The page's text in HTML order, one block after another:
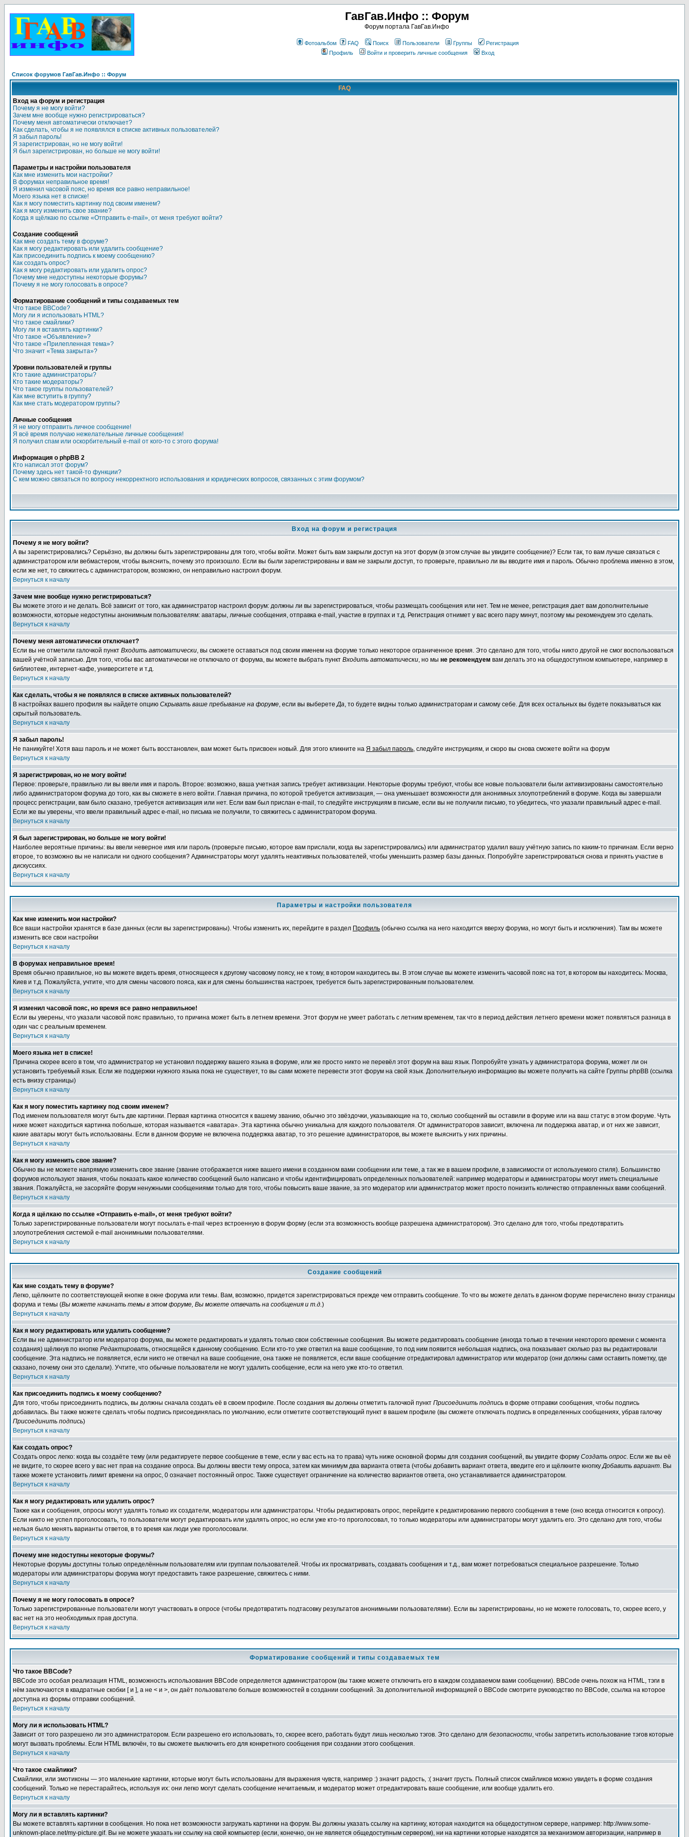
ГавГав.Инфо :: Форум
Форум портала ГавГав.Инфо
Фотоальбом FAQ Поиск Пользователи Группы
Регистрация
Профиль
Войти и проверить личные сообщения Вход
Список форумов ГавГав.Инфо :: Форум
FAQ
Вход на форум и регистрация
Почему я не могу войти?
Зачем мне вообще нужно регистрироваться?
Почему меня автоматически отключает?
Как сделать, чтобы я не появлялся в списке активных пользователей?
Я забыл пароль!
Я зарегистрирован, но не могу войти!
Я был зарегистрирован, но больше не могу войти!
Параметры и настройки пользователя
Как мне изменить мои настройки?
В форумах неправильное время!
Я изменил часовой пояс, но время все равно неправильное!
Моего языка нет в списке!
Как я могу поместить картинку под своим именем?
Как я могу изменить свое звание?
Когда я щёлкаю по ссылке «Отправить e-mail», от меня требуют войти?
Создание сообщений
Как мне создать тему в форуме?
Как я могу редактировать или удалить сообщение?
Как присоединить подпись к моему сообщению?
Как создать опрос?
Как я могу редактировать или удалить опрос?
Почему мне недоступны некоторые форумы?
Почему я не могу голосовать в опросе?
Форматирование сообщений и типы создаваемых тем
Что такое BBCode?
Могу ли я использовать HTML?
Что такое смайлики?
Могу ли я вставлять картинки?
Что такое «Объявление»?
Что такое «Прилепленная тема»?
Что значит «Тема закрыта»?
Уровни пользователей и группы
Кто такие администраторы?
Кто такие модераторы?
Что такое группы пользователей?
Как мне вступить в группу?
Как мне стать модератором группы?
Личные сообщения
Я не могу отправить личное сообщение!
Я всё время получаю нежелательные личные сообщения!
Я получил спам или оскорбительный e-mail от кого-то с этого форума!
Информация о phpBB 2
Кто написал этот форум?
Почему здесь нет такой-то функции?
С кем можно связаться по вопросу некорректного использования и юридических вопросов, связанных с этим форумом?
Вход на форум и регистрация
Почему я не могу войти?
А вы зарегистрировались? Серьёзно, вы должны быть зарегистрированы для того, чтобы войти. Может быть вам закрыли доступ на этот форум (в этом случае вы увидите сообщение)? Если так, то вам лучше связаться с
администратором или вебмастером, чтобы выяснить, почему это произошло. Если вы были зарегистрированы и вам не закрыли доступ, то проверьте, правильно ли вы вводите имя и пароль. Обычно проблема именно в этом,
если же нет, то свяжитесь с администратором, возможно, он неправильно настроил форум.
Вернуться к началу
Зачем мне вообще нужно регистрироваться?
Вы можете этого и не делать. Всё зависит от того, как администратор настроил форум: должны ли вы зарегистрироваться, чтобы размещать сообщения или нет. Тем не менее, регистрация дает вам дополнительные
возможности, которые недоступны анонимным пользователям: аватары, личные сообщения, отправка e-mail, участие в группах и т.д. Регистрация отнимет у вас всего пару минут, поэтому мы рекомендуем это сделать.
Вернуться к началу
Почему меня автоматически отключает?
Если вы не отметили галочкой пункт Входить автоматически, вы сможете оставаться под своим именем на форуме только некоторое ограниченное время. Это сделано для того, чтобы никто другой не смог воспользоваться
вашей учётной записью. Для того, чтобы вас автоматически не отключало от форума, вы можете выбрать пункт Входить автоматически, но мы не рекомендуем вам делать это на общедоступном компьютере, например в
библиотеке, интернет-кафе, университете и т.д.
Вернуться к началу
Как сделать, чтобы я не появлялся в списке активных пользователей?
В настройках вашего профиля вы найдете опцию Скрывать ваше пребывание на форуме, если вы выберетеДа, то будете видны только администраторам и самому себе. Для всех остальных вы будете показываться как
скрытый пользователь.
Вернуться к началу
Я забыл пароль!
Не паникуйте! Хотя ваш пароль и не может быть восстановлен, вам может быть присвоен новый. Для этого кликните на Я забыл пароль, следуйте инструкциям, и скоро вы снова сможете войти на форум
Вернуться к началу
Я зарегистрирован, но не могу войти!
Первое: проверьте, правильно ли вы ввели имя и пароль. Второе: возможно, ваша учетная запись требует активизации. Некоторые форумы требуют, чтобы все новые пользователи были активизированы самостоятельно
либо администратором форума до того, как вы сможете в него войти. Главная причина, по которой требуется активизация, — она уменьшает возможности для анонимных злоупотреблений в форуме. Когда вы завершали
процесс регистрации, вам было сказано, требуется активизация или нет. Если вам был прислан e-mail, то следуйте инструкциям в письме, если вы не получили письмо, то убедитесь, что указали правильный адрес e-mail.
Если же вы уверены, что ввели правильный адрес e-mail, но письма не получили, то свяжитесь с администратором форума.
Вернуться к началу
Я был зарегистрирован, но больше не могу войти!
Наиболее вероятные причины: вы ввели неверное имя или пароль (проверьте письмо, которое вам прислали, когда вы зарегистрировались) или администратор удалил вашу учётную запись по каким-то причинам. Если верно
второе, то возможно вы не написали ни одного сообщения? Администраторы могут удалять неактивных пользователей, чтобы уменьшить размер базы данных. Попробуйте зарегистрироваться снова и принять участие в
дискуссиях.
Вернуться к началу
Параметры и настройки пользователя
Как мне изменить мои настройки?
Все ваши настройки хранятся в базе данных (если вы зарегистрированы). Чтобы изменить их, перейдите в раздел Профиль (обычно ссылка на него находится вверху форума, но могут быть и исключения). Там вы можете
изменить все свои настройки
Вернуться к началу
В форумах неправильное время!
Время обычно правильное, но вы можете видеть время, относящееся к другому часовому поясу, не к тому, в котором находитесь вы. В этом случае вы можете изменить часовой пояс на тот, в котором вы находитесь: Москва,
Киев и т.д. Пожалуйста, учтите, что для смены часового пояса, как и для смены большинства настроек, требуется быть зарегистрированным пользователем.
Вернуться к началу
Я изменил часовой пояс, но время все равно неправильное!
Если вы уверены, что указали часовой пояс правильно, то причина может быть в летнем времени. Этот форум не умеет работать с летним временем, так что в период действия летнего времени может появляться разница в
один час с реальным временем.
Вернуться к началу
Моего языка нет в списке!
Причина скорее всего в том, что администратор не установил поддержку вашего языка в форуме, или же просто никто не перевёл этот форум на ваш язык. Попробуйте узнать у администратора форума, может ли он
установить требуемый язык. Если же поддержки нужного языка пока не существует, то вы сами можете перевести этот форум на свой язык. Дополнительную информацию вы можете получить на сайте Группы phpBB (ссылка
есть внизу страницы)
Вернуться к началу
Как я могу поместить картинку под своим именем?
Под именем пользователя могут быть две картинки. Первая картинка относится к вашему званию, обычно это звёздочки, указывающие на то, сколько сообщений вы оставили в форуме или на ваш статус в этом форуме. Чуть
ниже может находиться картинка побольше, которая называется «аватара». Эта картинка обычно уникальна для каждого пользователя. От администраторов зависит, включена ли поддержка аватар, и от них же зависит,
какие аватары могут быть использованы. Если в данном форуме не включена поддержка аватар, то это решение администраторов, вы можете выяснить у них причины.
Вернуться к началу
Как я могу изменить свое звание?
Обычно вы не можете напрямую изменить свое звание (звание отображается ниже вашего имени в созданном вами сообщении или теме, а так же в вашем профиле, в зависимости от используемого стиля). Большинство
форумов используют звания, чтобы показать какое количество сообщений было написано и чтобы идентифицировать определенных пользователей: например модераторы и администраторы могут иметь специальные
звания. Пожалуйста, не засоряйте форум ненужными сообщениями только для того, чтобы повысить ваше звание, за это модератор или администратор может просто понизить количество отправленных вами сообщений.
Вернуться к началу
Когда я щёлкаю по ссылке «Отправить e-mail», от меня требуют войти?
Только зарегистрированные пользователи могут посылать e-mail через встроенную в форум форму (если эта возможность вообще разрешена администратором). Это сделано для того, чтобы предотвратить
злоупотребления системой e-mail анонимными пользователями.
Вернуться к началу
Создание сообщений
Как мне создать тему в форуме?
Легко, щёлкните по соответствующей кнопке в окне форума или темы. Вам, возможно, придется зарегистрироваться прежде чем отправить сообщение. То что вы можете делать в данном форуме перечислено внизу страницы
форума и темы (Вы можете начинать темы в этом форуме, Вы можете отвечать на сообщения и т.д.)
Вернуться к началу
Как я могу редактировать или удалить сообщение?
Если вы не администратор или модератор форума, вы можете редактировать и удалять только свои собственные сообщения. Вы можете редактировать сообщение (иногда только в течении некоторого времени с момента
создания) щёлкнув по кнопке Редактировать, относящейся к данному сообщению. Если кто-то уже ответил на ваше сообщение, то под ним появится небольшая надпись, она показывает сколько раз вы редактировали
сообщение. Эта надпись не появляется, если никто не отвечал на ваше сообщение, она также не появляется, если ваше сообщение отредактировал администратор или модератор (они должны сами оставить пометку, где
сказано, почему они это сделали). Учтите, что обычные пользователи не могут удалить сообщение, если на него уже кто-то ответил.
Вернуться к началу
Как присоединить подпись к моему сообщению?
Для того, чтобы присоединить подпись, вы должны сначала создать её в своем профиле. После создания вы должны отметить галочкой пункт Присоединить подпись в форме отправки сообщения, чтобы подпись
добавилась. Вы также можете сделать чтобы подпись присоединялась по умолчанию, если отметите соответствующий пункт в вашем профиле (вы сможете отключать подпись в определенных сообщениях, убрав галочку
Присоединить подпись)
Вернуться к началу
Как создать опрос?
Создать опрос легко: когда вы создаёте тему (или редактируете первое сообщение в теме, если у вас есть на то права) чуть ниже основной формы для создания сообщений, вы увидите форму Создать опрос. Если же вы её
не видите, то скорее всего у вас нет прав на создание опроса. Вы должны ввести тему опроса, затем как минимум два варианта ответа (чтобы добавить вариант ответа, введите его и щёлкните кнопкуДобавить вариант. Вы
также можете установить лимит времени на опрос, 0 означает постоянный опрос. Также существует ограничение на количество вариантов ответа, оно устанавливается администратором.
Вернуться к началу
Как я могу редактировать или удалить опрос?
Также как и сообщения, опросы могут удалять только их создатели, модераторы или администраторы. Чтобы редактировать опрос, перейдите к редактированию первого сообщения в теме (оно всегда относится к опросу).
Если никто не успел проголосовать, то пользователи могут редактировать или удалять опрос, но если уже кто-то проголосовал, то только модераторы или администраторы могут удалить его. Это сделано для того, чтобы
нельзя было менять варианты ответов, в то время как люди уже проголосовали.
Вернуться к началу
Почему мне недоступны некоторые форумы?
Некоторые форумы доступны только определённым пользователям или группам пользователей. Чтобы их просматривать, создавать сообщения и т.д., вам может потребоваться специальное разрешение. Только
модераторы или администраторы форума могут предоставить такое разрешение, свяжитесь с ними.
Вернуться к началу
Почему я не могу голосовать в опросе?
Только зарегистрированные пользователи могут участвовать в опросе (чтобы предотвратить подтасовку результатов анонимными пользователями). Если вы зарегистрированы, но не можете голосовать, то, скорее всего, у
вас нет на это необходимых прав доступа.
Вернуться к началу
Форматирование сообщений и типы создаваемых тем
Что такое BBCode?
BBCode это особая реализация HTML, возможность использования BBCode определяется администратором (вы также можете отключить его в каждом создаваемом вами сообщении). BBCode очень похож на HTML, тэги в
нём заключаются в квадратные скобки [ и ], а не < и >, он даёт пользователю больше возможностей в создании сообщений. За дополнительной информацией о BBCode смотрите руководство по BBCode, ссылка на которое
доступна из формы отправки сообщений.
Вернуться к началу
Могу ли я использовать HTML?
Зависит от того разрешено ли это администратором. Если разрешено его использовать, то, скорее всего, работать будут лишь несколько тэгов. Это сделано для безопасности, чтобы запретить использование тэгов которые
могут вызвать проблемы. Если HTML включён, то вы сможете выключить его для конкретного сообщения при создании этого сообщения.
Вернуться к началу
Что такое смайлики?
Смайлики, или эмотиконы — это маленькие картинки, которые могут быть использованы для выражения чувств, например :) значит радость, :( значит грусть. Полный список смайликов можно увидеть в форме создания
сообщений. Только не перестарайтесь, используя их: они легко могут сделать сообщение нечитаемым, и модератор может отредактировать ваше сообщение, или вообще удалить его.
Вернуться к началу
Могу ли я вставлять картинки?
Вы можете вставлять картинки в сообщения. Но пока нет возможности загружать картинки на форум. Вы должны указать ссылку на картинку, которая находится на общедоступном сервере, например: http://www.some-
unknown-place.net/my-picture.gif. Вы не можете указать ни ссылку на свой компьютер (если, конечно, он не является общедоступным сервером), ни на картинки которые находятся за механизмом авторизации, например в